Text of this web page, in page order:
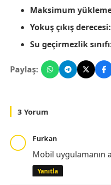
Maksimum
Yokuş çıkış derecesi:
Su geçirmezlik
Paylaş:
3 Yorum
Furkan
Mobil uygulamanın
Yanıtla